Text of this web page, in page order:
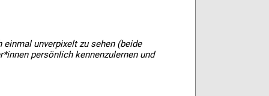
einmal unverpixelt zu sehen (beide
persönlich kennenzulernen und